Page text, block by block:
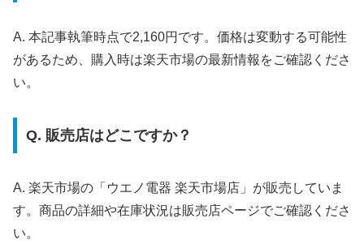
A. 本記事執筆時点で2,160円です。価格は変動する可能性
があるため、購入時は楽天市場の最新情報をご確認くださ
い。
Q. 販売店はどこですか？
A. 楽天市場の「ウエノ電器 楽天市場店」が販売していま
す。商品の詳細や在庫状況は販売店ページでご確認くださ
い。